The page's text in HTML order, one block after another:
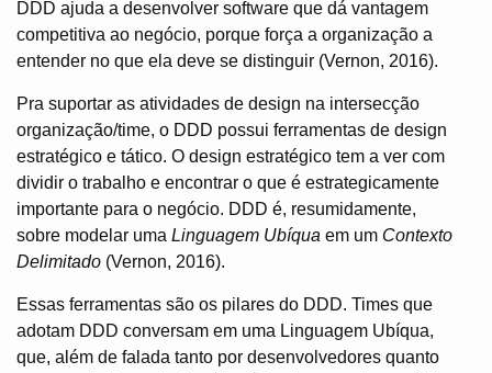
DDD ajuda a desenvolver software que dá vantagem
competitiva ao negócio, porque força a organização a
entender no que ela deve se distinguir (Vernon, 2016).
Pra suportar as atividades de design na intersecção
organização/time, o DDD possui ferramentas de design
estratégico e tático. O design estratégico tem a ver com
dividir o trabalho e encontrar o que é estrategicamente
importante para o negócio. DDD é, resumidamente,
sobre modelar uma Linguagem Ubíqua em um Contexto
Delimitado (Vernon, 2016).
Essas ferramentas são os pilares do DDD. Times que
adotam DDD conversam em uma Linguagem Ubíqua,
que, além de falada tanto por desenvolvedores quanto